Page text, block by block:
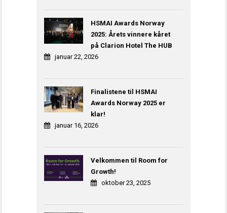
HSMAI Awards Norway
2025: Årets vinnere kåret
på Clarion Hotel The HUB
januar 22, 2026
Finalistene til HSMAI
Awards Norway 2025 er
klar!
januar 16, 2026
Velkommen til Room for
Growth!
oktober 23, 2025